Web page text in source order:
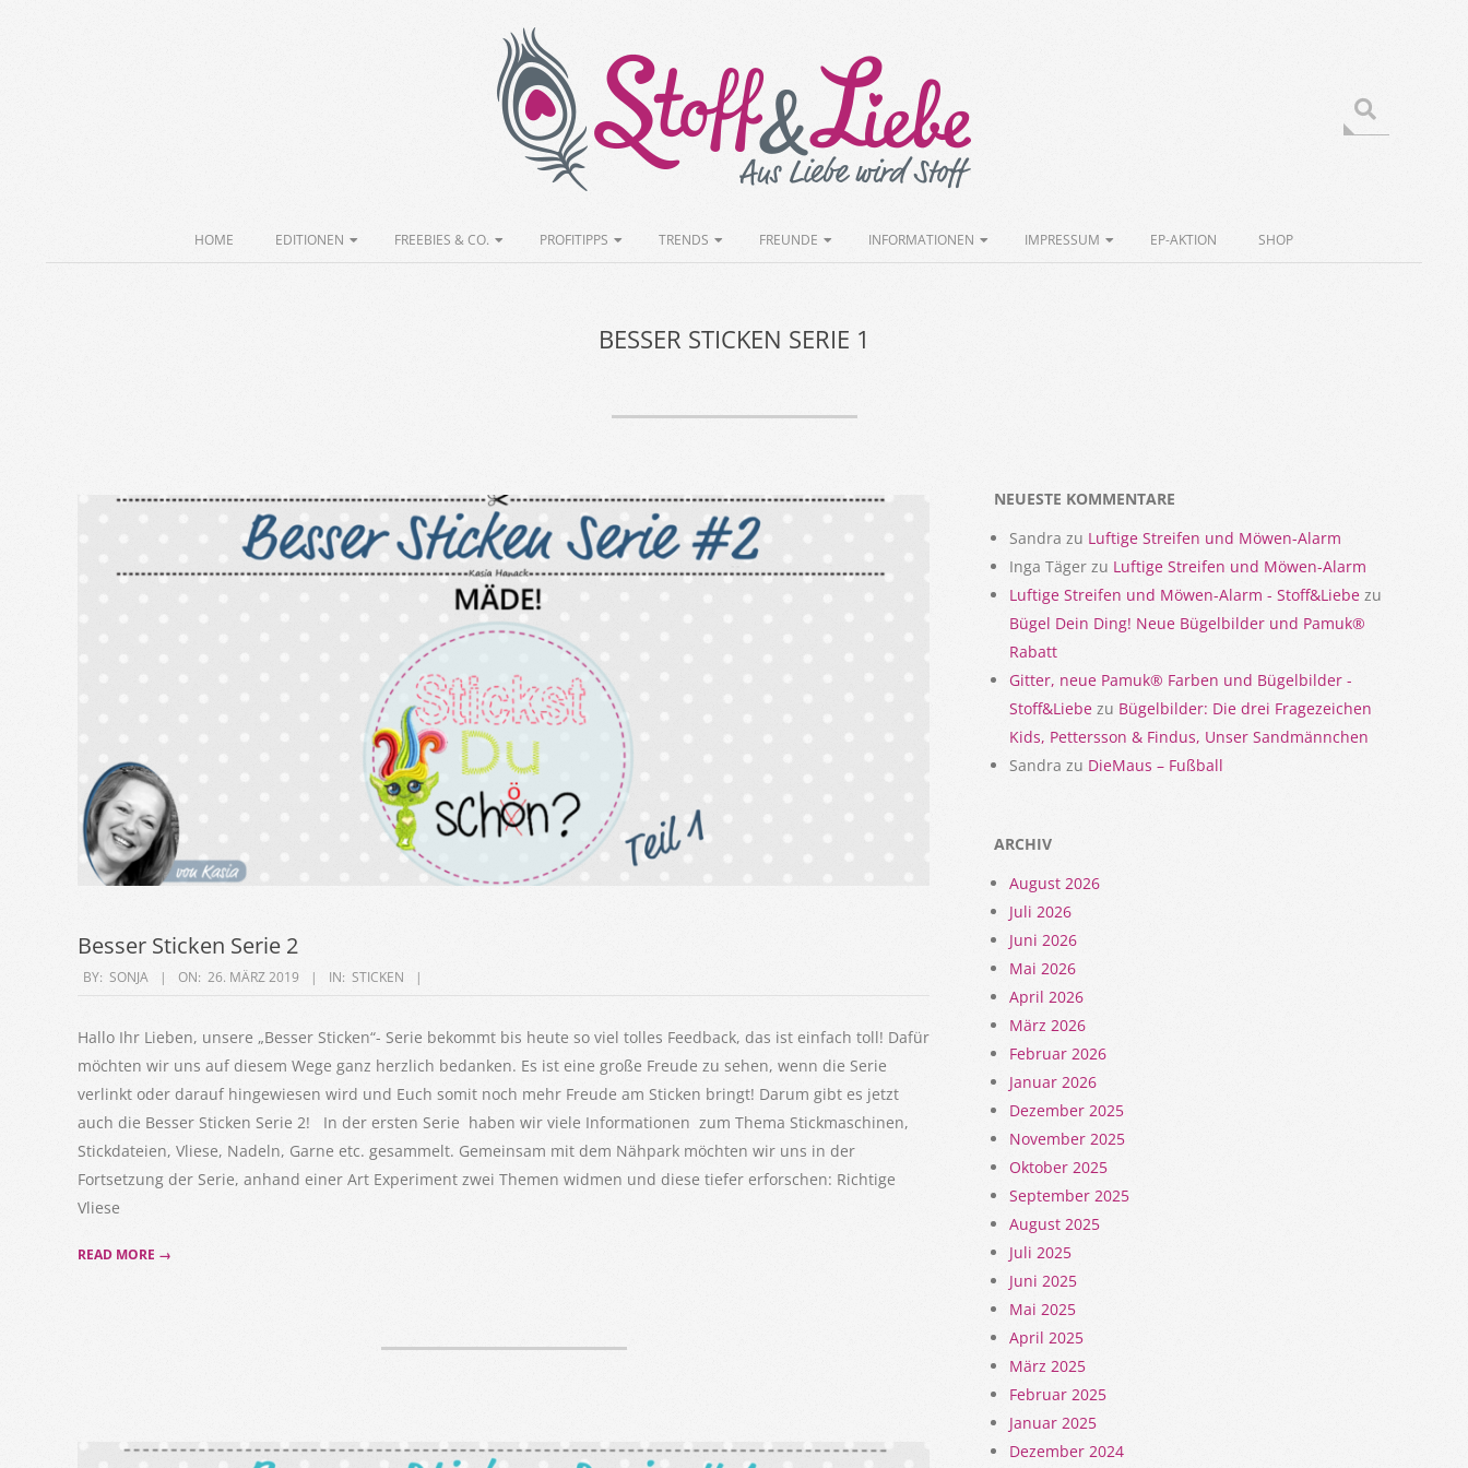
Stoff&Liebe
Navigation
HOME EDITIONEN FREEBIES & CO. PROFITIPPS TRENDS FREUNDE INFORMATIONEN IMPRESSUM EP-AKTION SHOP
BESSER STICKEN SERIE 1
Besser Sticken Serie 2
2019-
26
BY: SONJA ON: 26. MÄRZ 2019 IN: STICKEN
Hallo Ihr Lieben, unsere „Besser Sticken“- Serie bekommt bis heute so viel tolles Feedback, das ist einfach toll! Dafür
möchten wir uns auf diesem Wege ganz herzlich bedanken. Es ist eine große Freude zu sehen, wenn die Serie
verlinkt oder darauf hingewiesen wird und Euch somit noch mehr Freude am Sticken bringt! Darum gibt es jetzt
auch die Besser Sticken Serie 2! In der ersten Serie haben wir viele Informationen zum Thema Stickmaschinen,
Stickdateien, Vliese, Nadeln, Garne etc. gesammelt. Gemeinsam mit dem Nähpark möchten wir uns in der
Fortsetzung der Serie, anhand einer Art Experiment zwei Themen widmen und diese tiefer erforschen: Richtige
Vliese
READ MORE →
NEUESTE KOMMENTARE
Sandra zu Luftige Streifen und Möwen-Alarm
Inga Täger zu Luftige Streifen und Möwen-Alarm
Luftige Streifen und Möwen-Alarm - Stoff&Liebe zu
Bügel Dein Ding! Neue Bügelbilder und Pamuk®
Rabatt
Gitter, neue Pamuk® Farben und Bügelbilder -
Stoff&Liebe zu Bügelbilder: Die drei Fragezeichen
Kids, Pettersson & Findus, Unser Sandmännchen
Sandra zu DieMaus – Fußball
ARCHIV
August 2026
Juli 2026
Juni 2026
Mai 2026
April 2026
März 2026
Februar 2026
Januar 2026
Dezember 2025
November 2025
Oktober 2025
September 2025
August 2025
Juli 2025
Juni 2025
Mai 2025
April 2025
März 2025
Februar 2025
Januar 2025
Dezember 2024